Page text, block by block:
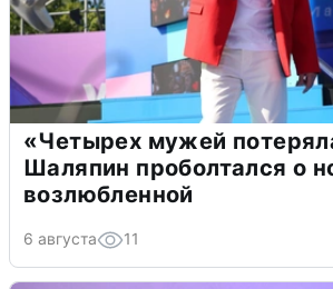
«Четырех мужей
Шаляпин проболтался о
возлюбленной
6 августа 11